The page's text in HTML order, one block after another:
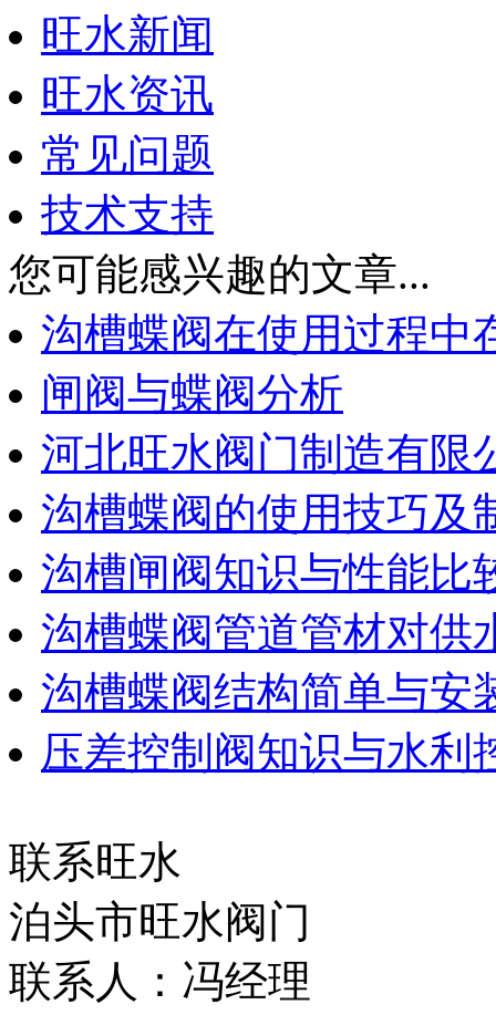
旺水新闻
旺水资讯
常见问题
技术支持
您可能感兴趣的文章...
沟槽蝶阀在使用过程中
闸阀与蝶阀分析
河北旺水阀门制造有限
沟槽蝶阀的使用技巧及
沟槽闸阀知识与性能比
沟槽蝶阀管道管材对供
沟槽蝶阀结构简单与安
压差控制阀知识与水利
联系旺水
泊头市旺水阀门
联系人：冯经理